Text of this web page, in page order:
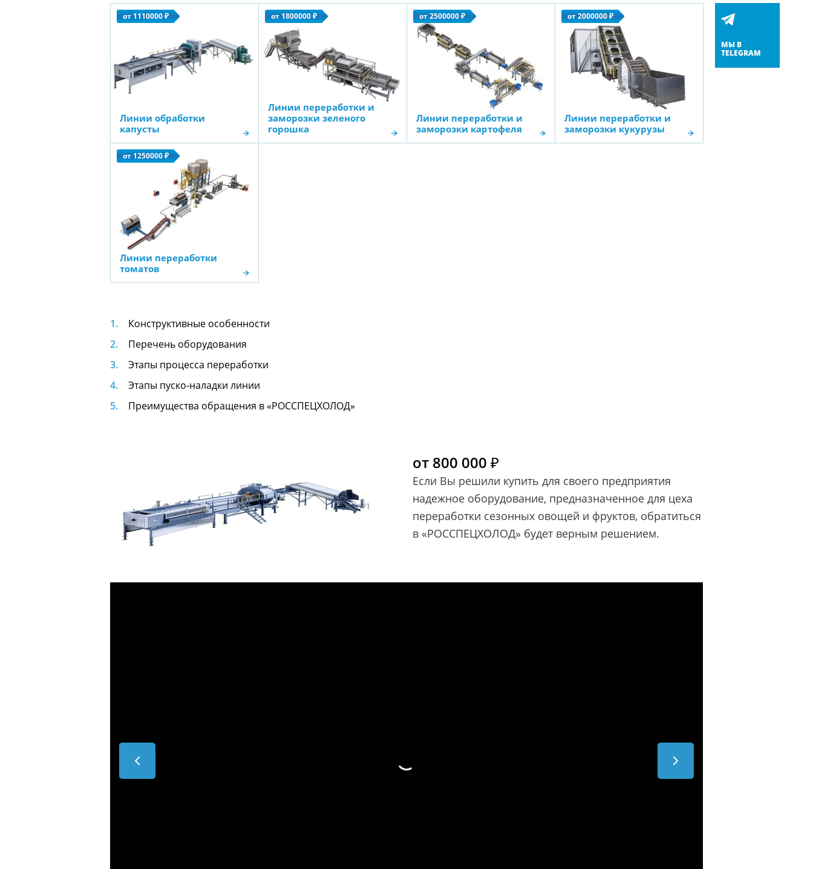
МЫ В
TELEGRAM
от 1110000 ₽
Линии обработки
капусты
от 1800000 ₽
Линии переработки и
заморозки зеленого
горошка
от 2500000 ₽
Линии переработки и
заморозки картофеля
от 2000000 ₽
Линии переработки и
заморозки кукурузы
от 1250000 ₽
Линии переработки
томатов
Конструктивные особенности
Перечень оборудования
Этапы процесса переработки
Этапы пуско-наладки линии
Преимущества обращения в «РОССПЕЦХОЛОД»
от 800 000 ₽
Если Вы решили купить для своего предприятия
надежное оборудование, предназначенное для цеха
переработки сезонных овощей и фруктов, обратиться
в «РОССПЕЦХОЛОД» будет верным решением.